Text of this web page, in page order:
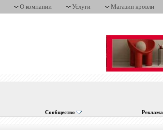
О компании Услуги Магазин кровли
Сообщество Реклама